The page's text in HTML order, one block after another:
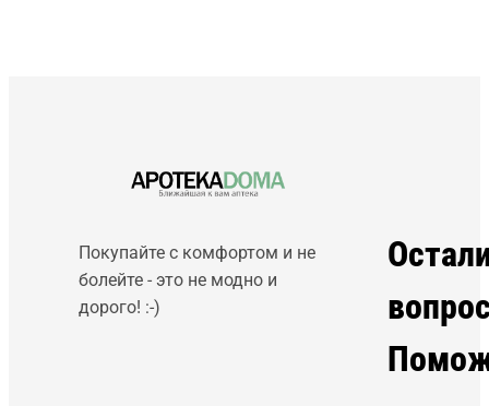
Покупайте с комфортом и не
болейте - это не модно и
дорого! :-)